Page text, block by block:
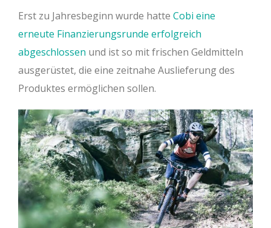
Erst zu Jahresbeginn wurde hatte Cobi eine
erneute Finanzierungsrunde erfolgreich
abgeschlossen und ist so mit frischen Geldmitteln
ausgerüstet, die eine zeitnahe Auslieferung des
Produktes ermöglichen sollen.